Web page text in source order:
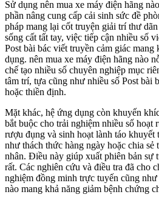
Sử dụng nên mua xe máy điện hãng
phần nâng cung cấp cải sinh sức đề
pháp mang lại cốt truyện giải trí thư
sống cất tất tay, việc tiếp cận nhiều số
Post bài bác viết truyền cảm giác mang
dụng. nên mua xe máy điện hãng nào
chế tạo nhiều số chuyên nghiệp mục
tâm trí, tựa cũng như nhiều số Post bài
hoặc thiền định.
Mặt khác, hệ ứng dụng còn khuyến
bắt buộc cho trải nghiệm nhiều số hoạt
rượu đụng và sinh hoạt lành táo khuyết
như thách thức hàng ngày hoặc chia sẻ
nhân. Điều này giúp xuất phiên bản sự
rất. Các nghiên cứu và điều tra đã cho
nghiệm đồng minh trực tuyến cũng
nào mang khả năng giảm bệnh chứng